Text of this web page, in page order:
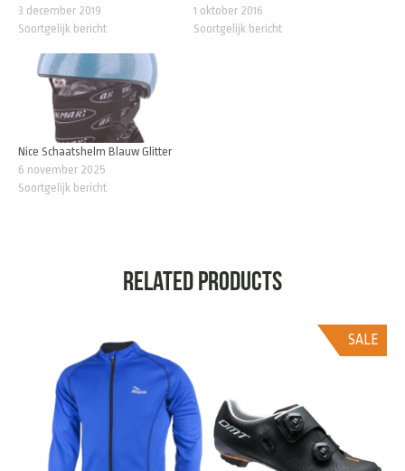
3 december 2019
Soortgelijk bericht
1 oktober 2016
Soortgelijk bericht
Nice Schaatshelm Blauw Glitter
6 november 2025
Soortgelijk bericht
Related products
SALE